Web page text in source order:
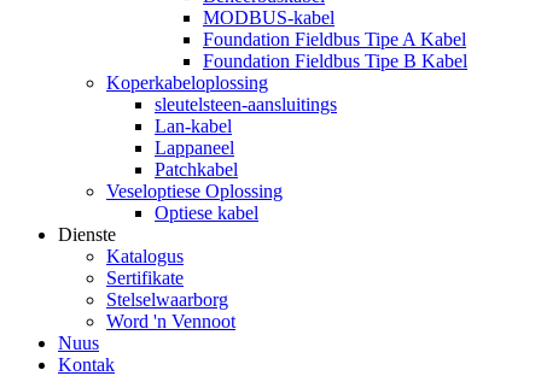
MODBUS-kabel
Foundation Fieldbus Tipe A Kabel
Foundation Fieldbus Tipe B Kabel
Koperkabeloplossing
sleutelsteen-aansluitings
Lan-kabel
Lappaneel
Patchkabel
Veseloptiese Oplossing
Optiese kabel
Dienste
Katalogus
Sertifikate
Stelselwaarborg
Word 'n Vennoot
Nuus
Kontak